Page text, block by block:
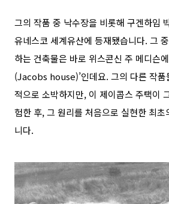
그의 작품 중 낙수장을 비롯해 구겐하임
유네스코 세계유산에 등재됐습니다. 그
하는 건축물은 바로 위스콘신 주 메디슨
(Jacobs house)’인데요. 그의 다른 작품
적으로 소박하지만, 이 제이콥스 주택이
험한 후,그 원리를 처음으로 실현한 최
니다.